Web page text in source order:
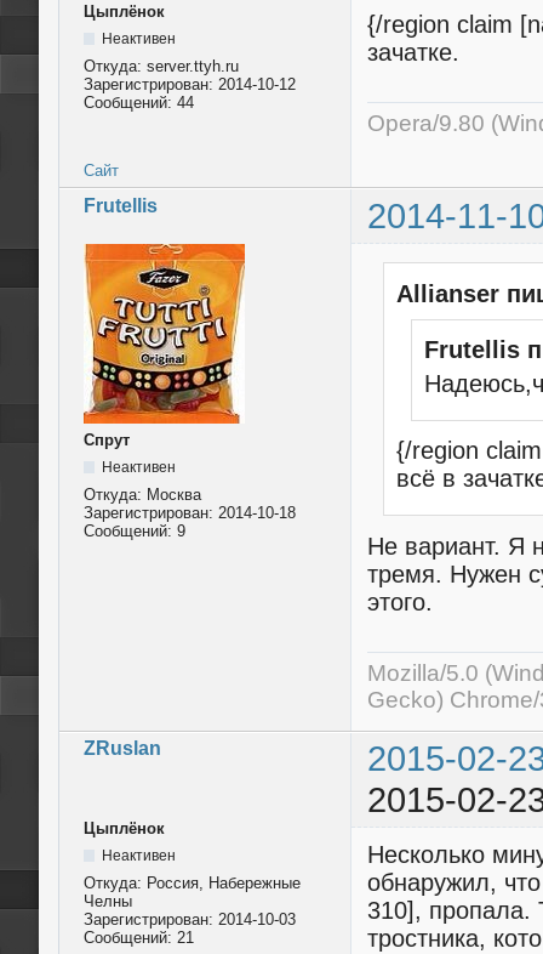
Цыплёнок
Неактивен
Откуда: server.ttyh.ru
Зарегистрирован: 2014-10-12
Сообщений: 44
{/region claim
зачатке.
Opera/9.80
Сайт
Frutellis 2014-11-
Спрут
Неактивен
Откуда: Моcква
Зарегистрирован: 2014-10-18
Сообщений: 9
Allianser
Frutellis
{/region
всё в
Не вариант. Я
тремя. Нужен
этого.
Mozilla/5.0
Gecko)
ZRuslan
2015-02-
2015-02-
Цыплёнок
Неактивен
Откуда: Россия, Набережные
Челны
Зарегистрирован: 2014-10-03
Сообщений: 21
Несколько
обнаружил,
310], пропала.
тростника,